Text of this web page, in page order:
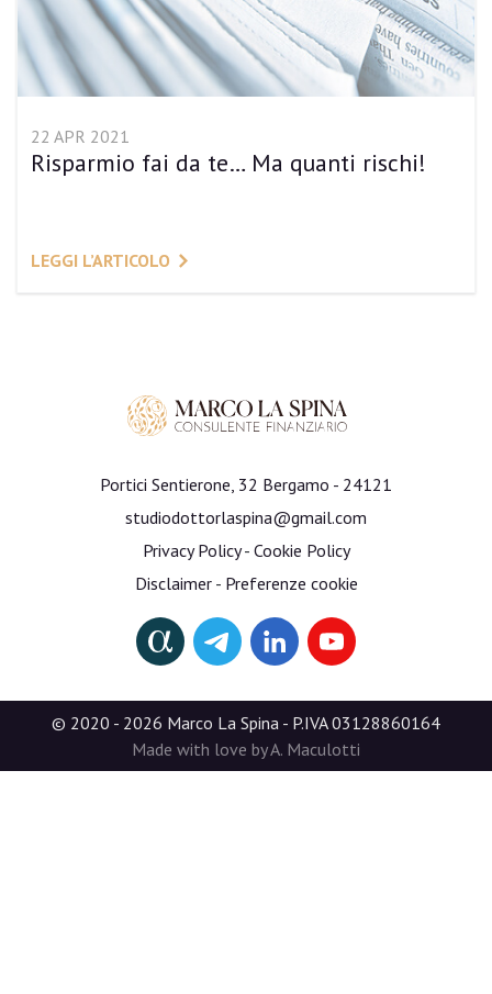
22 APR 2021
Risparmio fai da te… Ma quanti rischi!
LEGGI L’ARTICOLO
Portici Sentierone, 32 Bergamo - 24121
studiodottorlaspina@gmail.com
Privacy Policy- Cookie Policy
Disclaimer- Preferenze cookie
© 2020 - 2026 Marco La Spina - P.IVA 03128860164
Made with love by A. Maculotti